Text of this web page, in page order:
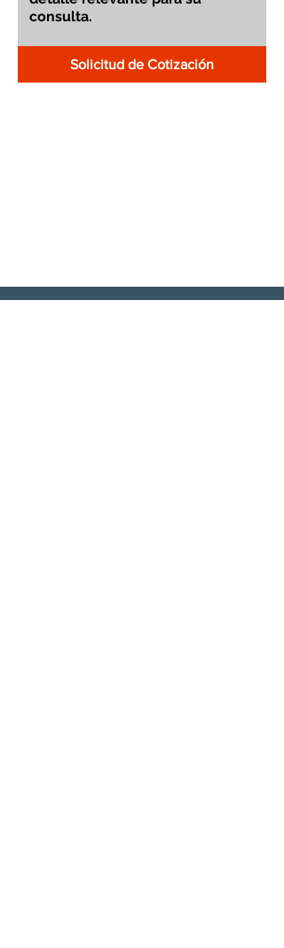
Solicitud de Cotización